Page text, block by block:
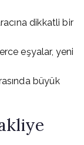
dikkatli bir
eşyalar, yeni
büyük